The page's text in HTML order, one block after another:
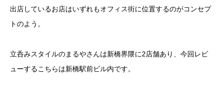
出店しているお店はいずれもオフィス街に位置するのがコンセプ
トのよう。
立呑みスタイルのまるやさんは新橋界隈に2店舗あり、今回レビ
ューするこちらは新橋駅前ビル内です。